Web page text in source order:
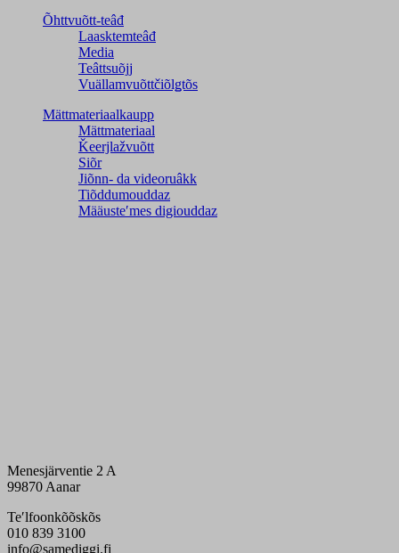
Õhttvuõtt-teâđ
Laasktemteâđ
Media
Teâttsuõjj
Vuällamvuõttčiõlǥtõs
Mättmateriaalkaupp
Mättmateriaal
Ǩeerjlažvuõtt
Siõr
Jiõnn- da videoruâkk
Tiõddumouddaz
Määusteʹmes digiouddaz
Menesjärventie 2 A
99870 Aanar
Teʹlfoonkõõskõs
010 839 3100
info@samediggi.fi